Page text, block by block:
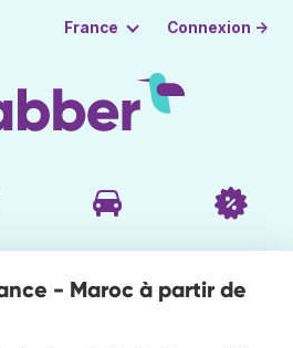
France Connexion →
- Maroc à partir de